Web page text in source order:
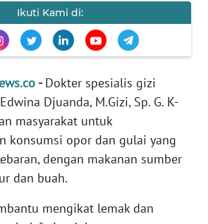
Ikuti Kami di:
-Dokter spesialis gizi
Djuanda, M.Gizi, Sp. G. K-
masyarakat untuk
konsumsi opor dan gulai yang
dengan makanan sumber
dan buah.
mengikat lemak dan